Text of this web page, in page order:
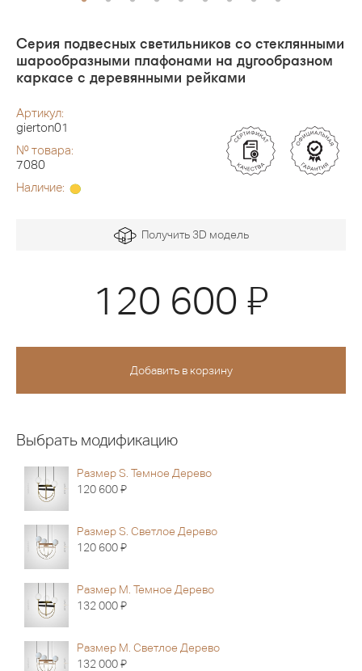
Серия подвесных светильников со стеклянными
шарообразными плафонами на дугообразном
каркасе с деревянными рейками
Артикул:
gierton01
№ товара:
7080
Наличие:
Получить 3D модель
120 600 Я
Выбрать модификацию
Размер S. Темное Дерево
120 600Я
Размер S. Светлое Дерево
120 600Я
Размер M. Темное Дерево
132 000Я
Размер M. Светлое Дерево
132 000Я